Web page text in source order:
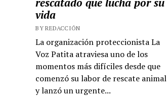
vida
BY REDACCIÓN
La organización proteccionista La
Voz Patita atraviesa uno de los
momentos más difíciles desde que
comenzó su labor de rescate animal
y lanzó un urgente...